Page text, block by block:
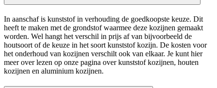
In aanschaf is kunststof in verhouding de goedkoopste keuze. Dit
heeft te maken met de grondstof waarmee deze kozijnen gemaakt
worden. Wel hangt het verschil in prijs af van bijvoorbeeld de
houtsoort of de keuze in het soort kunststof kozijn. De kosten voor
het onderhoud van kozijnen verschilt ook van elkaar. Je kunt hier
meer over lezen op onze pagina over kunststof kozijnen, houten
kozijnen en aluminium kozijnen.